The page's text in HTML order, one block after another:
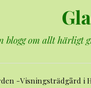
blogg om allt härligt
-Visningsträdgård i